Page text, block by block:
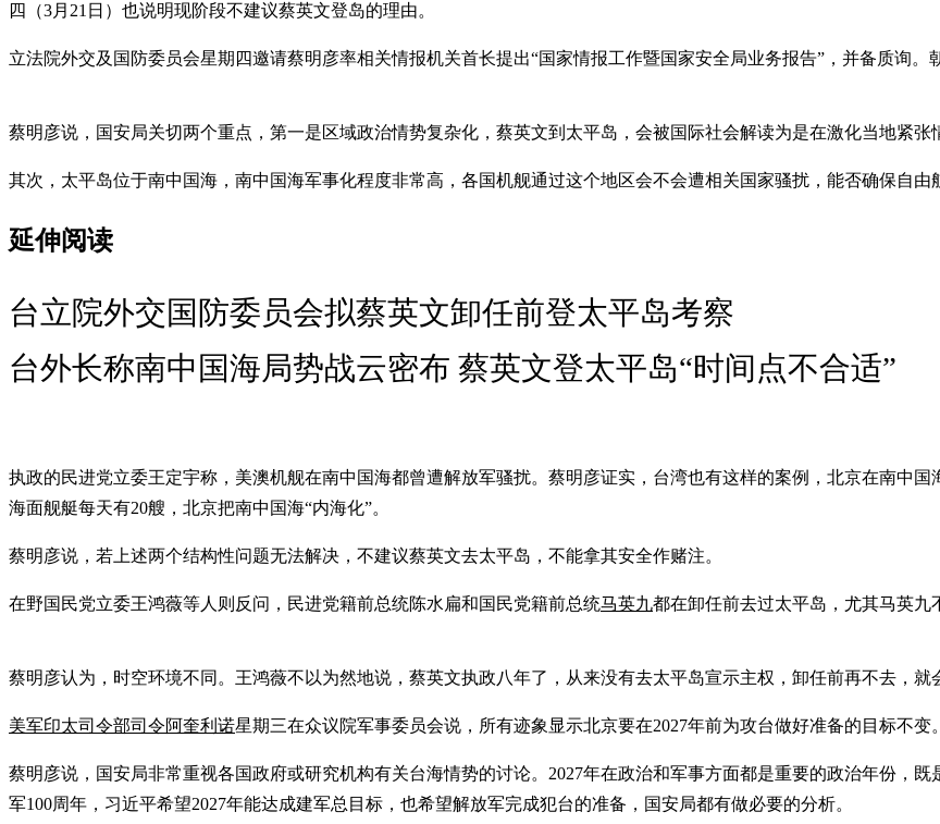
四（3月21日）也说明现阶段不建议蔡英文登岛的理由。
立法院外交及国防委员会星期四邀请蔡明彦率相关情报机关首长提出“国家情报工作暨国家安全局业务报告”，并备质询。
蔡明彦说，国安局关切两个重点，第一是区域政治情势复杂化，蔡英文到太平岛，会被国际社会解读为是在激化当地紧张
其次，太平岛位于南中国海，南中国海军事化程度非常高，各国机舰通过这个地区会不会遭相关国家骚扰，能否确保自由
延伸阅读
台立院外交国防委员会拟蔡英文卸任前登太平岛考察
台外长称南中国海局势战云密布 蔡英文登太平岛“时间点不合适”
执政的民进党立委王定宇称，美澳机舰在南中国海都曾遭解放军骚扰。蔡明彦证实，台湾也有这样的案例，北京在南中国
海面舰艇每天有20艘，北京把南中国海“内海化”。
蔡明彦说，若上述两个结构性问题无法解决，不建议蔡英文去太平岛，不能拿其安全作赌注。
在野国民党立委王鸿薇等人则反问，民进党籍前总统陈水扁和国民党籍前总统马英九都在卸任前去过太平岛，尤其马英九
蔡明彦认为，时空环境不同。王鸿薇不以为然地说，蔡英文执政八年了，从来没有去太平岛宣示主权，卸任前再不去，就
美军印太司令部司令阿奎利诺星期三在众议院军事委员会说，所有迹象显示北京要在2027年前为攻台做好准备的目标不变
蔡明彦说，国安局非常重视各国政府或研究机构有关台海情势的讨论。2027年在政治和军事方面都是重要的政治年份，
军100周年，习近平希望2027年能达成建军总目标，也希望解放军完成犯台的准备，国安局都有做必要的分析。